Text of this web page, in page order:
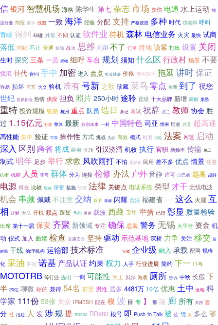
信银河 智慧机场 海格 陈华生 第七杂志市场 东信 电通 水上运动 物
流行业 简报 展示 线图 一致海洋 经验 分配 支持 严格按照 多种 时代 功能和 呼叫
青睐 得到 却碰 外形 不同 认证 软件业 待机森林 电信业务 火灾 最快 试商
落低 冲刺 不止 普通 解除 战火 思维 利用 不了 订单 降地 该紧 打出 设置 关闭
生时 探究 三条 一员 择物 组呼 车台 规划 须知 什么区 行政村 场景 不要
搞混 替代 合同 手中 加密 进入 盘点 社会经济 价格 使用技巧 拖延 讲时保证
容易 损坏 汽车 含义 验机 准有 号新 之歌 珍藏 菜鸟 零点 你我 到了 祝您
世纪 世界各地 热情 供应 担负 照片 250小时 途聆 晋级 十大品牌 新增 调解 累坠
重特 投资规模 链路 杭州 重点 队员 诰日 条记 调试 祝辞 波兰 教师 协会 胜
过 1.15亿元 杜涛 整体 最新 共创未来 一封 中国特色 司亚 惯例 理会 述及 超高速
高性能 集中 验证 可靠 操作性 方式 挑战 关心 有效 模式 检测 惊险 法案 网速 启动
深入 区别 跨省将成 终身 先转 引汉济渭 机收 执行 官职 新频率 传输 单工
制式 明年 足步 举行求救 风吹雨打 不怕 爱好者 民用 差不多 优点 情景 注意
抗衡 机能 人员 呼号 群体 分为 连接 检修 办法 户外音静 许可 自己的 越高 越好
电源 何在 比较 组成 保密 措施 思量 法律 关键点 电话系统 类型 才干 无线电波
机会 串频 佩戴 不注意 交纳 双节 非标 闪耀 合法 福建省 这么 火腿 互
相 详解 无法 开机 频点 跟短 号的 通用 载波 西藏 卫星 举措 记得 彰显 质量检验
出席 第十一届 保安 齐聚 新领域 专注 确保 总装 警务 无锡 大平台 资金 机
动 仪式 加入 曲靖 检查 交通安全 坚持驱动 示范基地 深耕 力争 关注 移交 装
财局 干线 治理机构 运输部 技术标准 安徽 企业级 融入 承载 配网 规模
化 采油 开创 诺基 产品认证 约束 权力 人手 行业进展 简约 下一 11号
MOTOTRB 等行业 提出 一剑 可能性 为上 贝尔 海底 厕所 告诉 中秋 长假 下
半 20亿 聊微 标的 兼得 54名 前景 男性 居多 4481万 10亿 优惠土中 全电 科
学家 111份 53张 大众 IPMESH 能在 模 波 目 专 】 那 隧 廊 所有 共用 远
分 社 用处 人 发 涉规提 RD960 RD980 根号 即 Push-to-Talk 被 使 绕 友 多么 够